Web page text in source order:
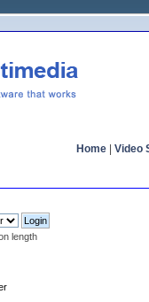
Home Video
length